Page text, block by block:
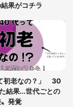
住人の呟きに30万
なたはわかる？
って行ったら、真
つけた民家に助け
果がコチラ
初老なの？」 30
結果...世代ごとの
〟発覚